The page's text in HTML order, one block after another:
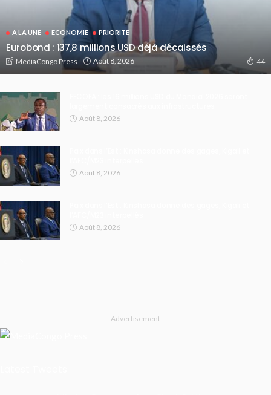
A LA UNE ECONOMIE PRIORITE
Eurobond : 137,8 millions USD déjà décaissés
MediaCongo Press Août 8, 2026 44
Août 8, 2026
Août 8, 2026
Août 8, 2026
- Advertisement -